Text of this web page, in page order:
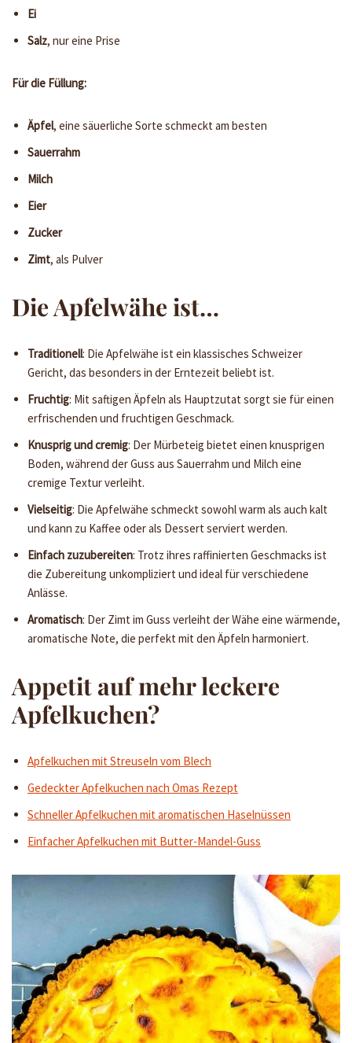
Ei
Salz, nur eine Prise
Für die Füllung:
Äpfel, eine säuerliche Sorte schmeckt am besten
Sauerrahm
Milch
Eier
Zucker
Zimt, als Pulver
Die Apfelwähe ist…
Traditionell: Die Apfelwähe ist ein klassisches Schweizer
Gericht, das besonders in der Erntezeit beliebt ist.
Fruchtig: Mit saftigen Äpfeln als Hauptzutat sorgt sie für einen
erfrischenden und fruchtigen Geschmack.
Knusprig und cremig: Der Mürbeteig bietet einen knusprigen
Boden, während der Guss aus Sauerrahm und Milch eine
cremige Textur verleiht.
Vielseitig: Die Apfelwähe schmeckt sowohl warm als auch kalt
und kann zu Kaffee oder als Dessert serviert werden.
Einfach zuzubereiten: Trotz ihres raffinierten Geschmacks ist
die Zubereitung unkompliziert und ideal für verschiedene
Anlässe.
Aromatisch: Der Zimt im Guss verleiht der Wähe eine wärmende,
aromatische Note, die perfekt mit den Äpfeln harmoniert.
Appetit auf mehr leckere
Apfelkuchen?
Apfelkuchen mit Streuseln vom Blech
Gedeckter Apfelkuchen nach Omas Rezept
Schneller Apfelkuchen mit aromatischen Haselnüssen
Einfacher Apfelkuchen mit Butter-Mandel-Guss